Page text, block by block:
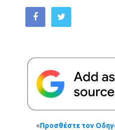
«Προσθέστε τον